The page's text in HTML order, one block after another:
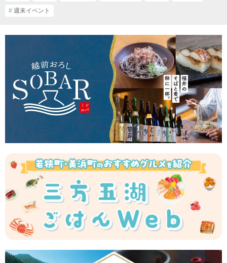
# 週末イベント